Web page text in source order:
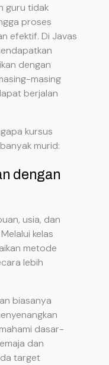
guru tidak
proses
efektif. Di Javas
dengan
masing
berjalan
kursus
murid:
dengan
usia, dan
kelas
metode
lebih
biasanya
dasar-
dan
target